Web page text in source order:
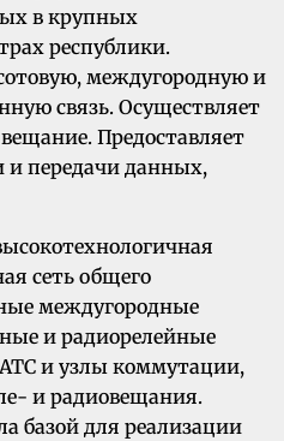
в крупных
республики.
междугородную и
связь. Осуществляет
Предоставляет
передачи данных,
сеть общего
междугородные
и радиорелейные
и узлы коммутации,
и радиовещания.
базой для реализации